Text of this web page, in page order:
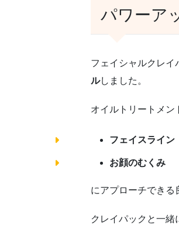
パワーア
フェイシャルクレイ
ルしました。
オイルトリートメン
フェイスライン
お顔のむくみ
にアプローチできる
クレイパックと一緒